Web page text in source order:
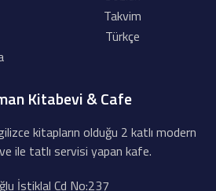
Takvim
Türkçe
Kitabevi & Cafe
kitapların olduğu 2 katlı modern
ile tatlı servisi yapan kafe.
İstiklal Cd No:237